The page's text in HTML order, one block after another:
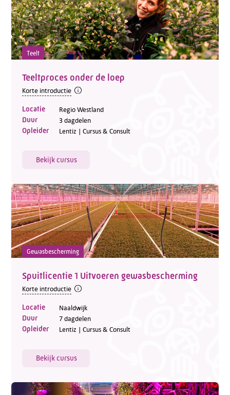
Teelt
Teeltproces onder de loep
Korte introductie
Locatie Regio Westland
Duur 3 dagdelen
Opleider Lentiz | Cursus & Consult
Bekijk cursus
Gewasbescherming
Spuitlicentie 1 Uitvoeren gewasbescherming
Korte introductie
Locatie Naaldwijk
Duur 7 dagdelen
Opleider Lentiz | Cursus & Consult
Bekijk cursus